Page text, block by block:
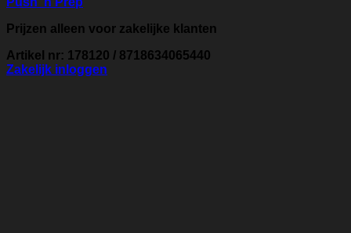
Prijzen alleen voor zakelijke klanten
Artikel nr: 178120 / 8718634065440
Zakelijk inloggen